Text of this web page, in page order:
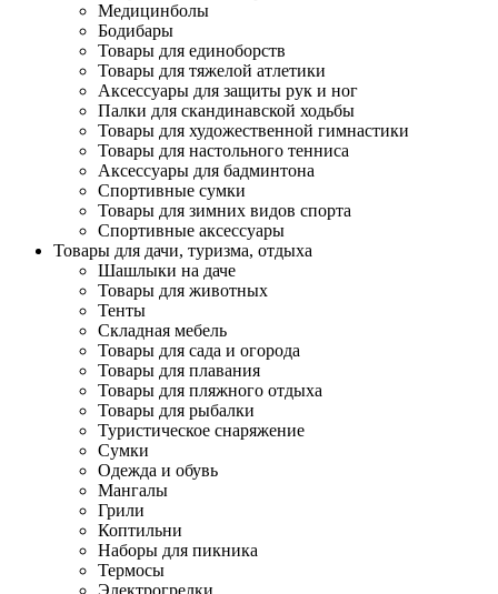
Медицинболы
Бодибары
Товары для единоборств
Товары для тяжелой атлетики
Аксессуары для защиты рук и ног
Палки для скандинавской ходьбы
Товары для художественной гимнастики
Товары для настольного тенниса
Аксессуары для бадминтона
Спортивные сумки
Товары для зимних видов спорта
Спортивные аксессуары
Товары для дачи, туризма, отдыха
Шашлыки на даче
Товары для животных
Тенты
Складная мебель
Товары для сада и огорода
Товары для плавания
Товары для пляжного отдыха
Товары для рыбалки
Туристическое снаряжение
Сумки
Одежда и обувь
Мангалы
Грили
Коптильни
Наборы для пикника
Термосы
Электрогрелки